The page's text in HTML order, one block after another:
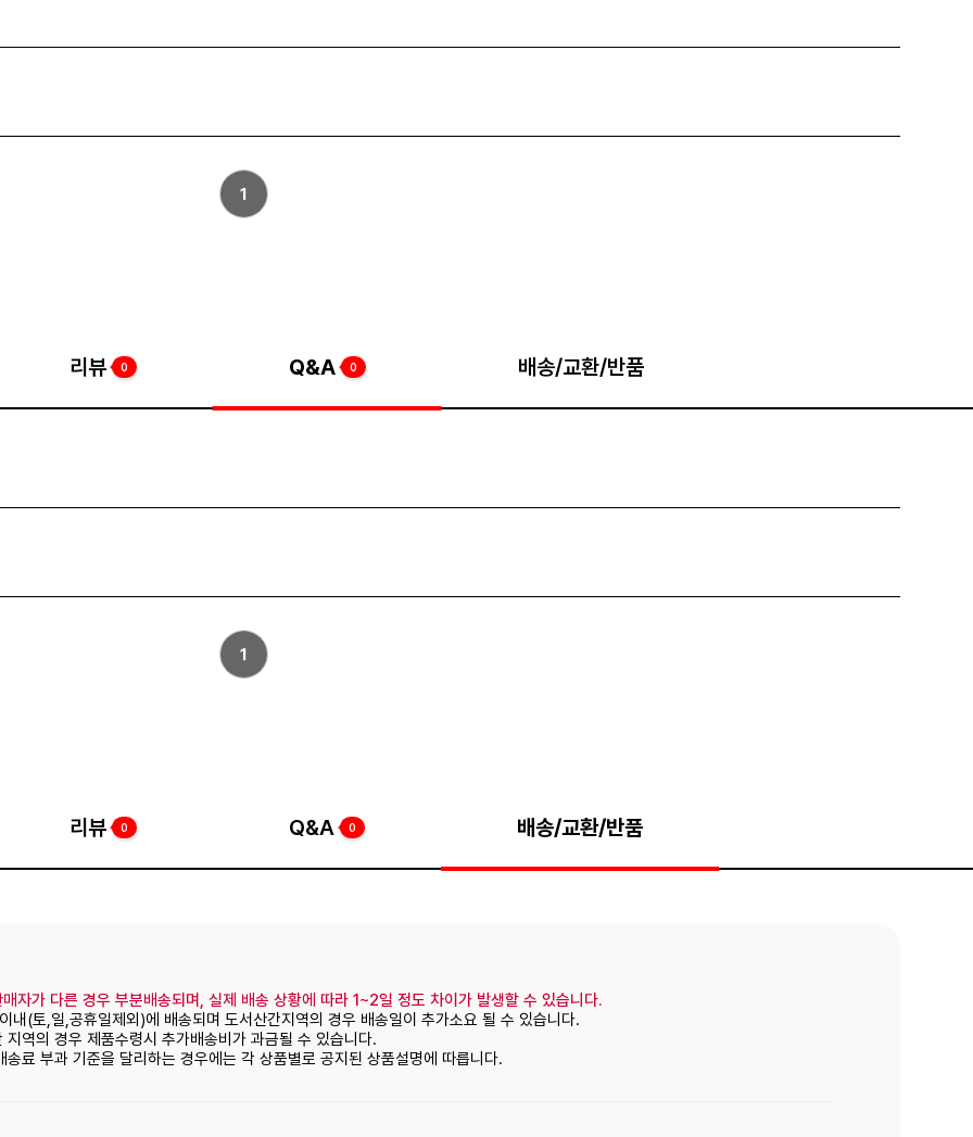
1
리뷰 0 Q&A 0 배송/교환/반품
1
리뷰 0 Q&A 0 배송/교환/반품
자가 다른 경우 부분배송되며, 실제 배송 상황에 따라 1~2일 정도 차이가 발생할 수 있습니다.
내(토,일,공휴일제외)에 배송되며 도서산간지역의 경우 배송일이 추가소요 될 수 있습니다.
역의 경우 제품수령시 추가배송비가 과금될 수 있습니다.
료 부과 기준을 달리하는 경우에는 각 상품별로 공지된 상품설명에 따릅니다.